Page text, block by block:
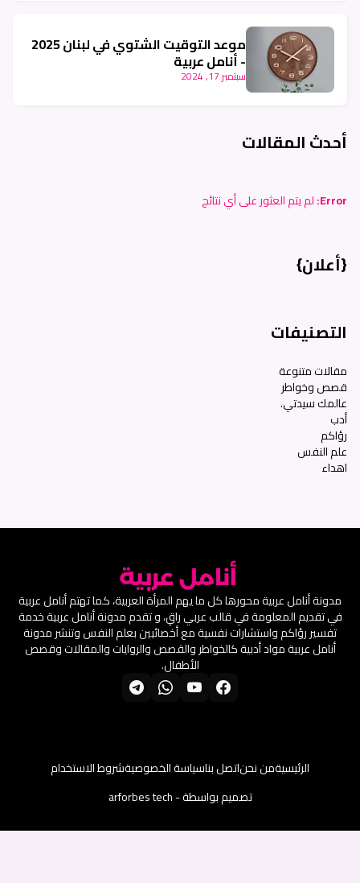
موعد التوقيت الشتوي في لبنان 2025
- أنامل عربية
سبتمبر 17, 2024
أحدث المقالات
Error: لم يتم العثور على أي نتائج
{أعلان}
التصنيفات
مقالات متنوعة
قصص وخواطر
عالمك سيدتي.
أدب
رؤاكم
علم النفس
اهداء
مدونة أنامل عربية محورها كل ما يهم المرأة العربية، كما تهتم أنامل عربية
في تقديم المعلومة في قالب عربي راقِ، و تقدم مدونة أنامل عربية خدمة
تفسير رؤاكم واستشارات نفسية مع أخصائيين بعلم النفس وتنشر مدونة
أنامل عربية مواد أدبية كالخواطر والقصص والروايات والمقالات وقصص
الأطفال.
تصميم بواسطة -arforbes tech
الرئيسيةمن نحناتصل بناسياسة الخصوصيةشروط الاستخدام